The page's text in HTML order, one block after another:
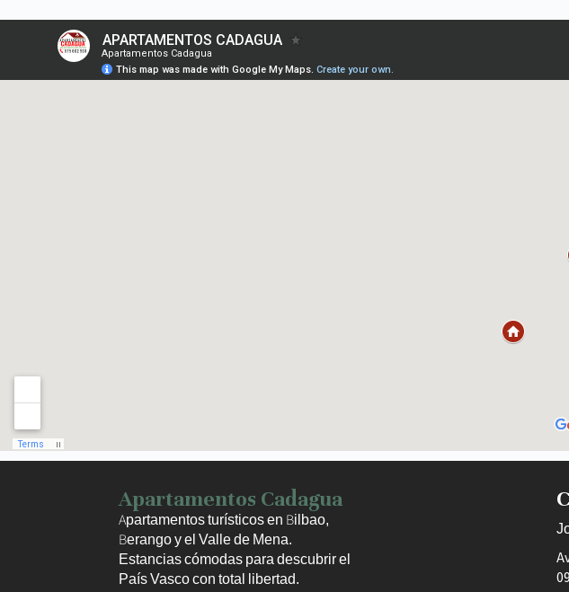
Apartamentos Cadagua
Apartamentos turísticos en Bilbao,
Berango y el Valle de Mena.
Estancias cómodas para descubrir el
País Vasco con total libertad.